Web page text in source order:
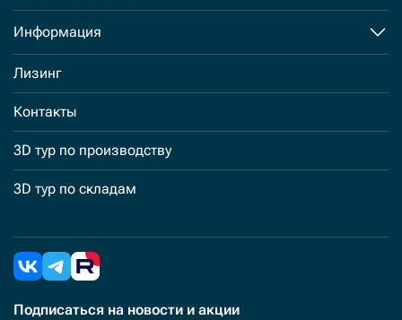
Информация
Лизинг
Контакты
3D тур по производству
3D тур по складам
Подписаться на новости и акции